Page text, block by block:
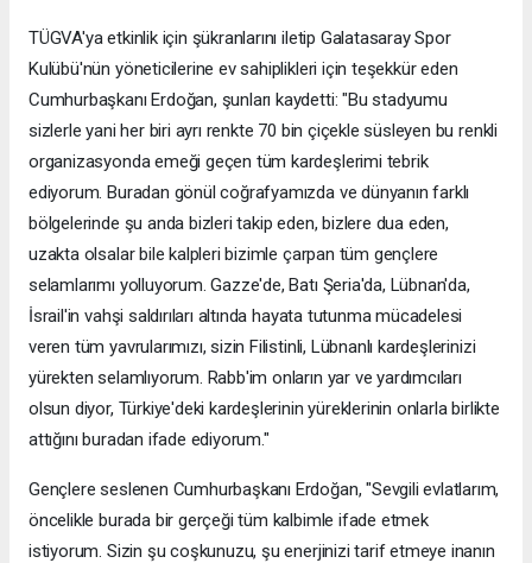
TÜGVA'ya etkinlik için şükranlarını iletip Galatasaray Spor
Kulübü'nün yöneticilerine ev sahiplikleri için teşekkür eden
Cumhurbaşkanı Erdoğan, şunları kaydetti: "Bu stadyumu
sizlerle yani her biri ayrı renkte 70 bin çiçekle süsleyen bu renkli
organizasyonda emeği geçen tüm kardeşlerimi tebrik
ediyorum. Buradan gönül coğrafyamızda ve dünyanın farklı
bölgelerinde şu anda bizleri takip eden, bizlere dua eden,
uzakta olsalar bile kalpleri bizimle çarpan tüm gençlere
selamlarımı yolluyorum. Gazze'de, Batı Şeria'da, Lübnan'da,
İsrail'in vahşi saldırıları altında hayata tutunma mücadelesi
veren tüm yavrularımızı, sizin Filistinli, Lübnanlı kardeşlerinizi
yürekten selamlıyorum. Rabb'im onların yar ve yardımcıları
olsun diyor, Türkiye'deki kardeşlerinin yüreklerinin onlarla birlikte
attığını buradan ifade ediyorum."
Gençlere seslenen Cumhurbaşkanı Erdoğan, "Sevgili evlatlarım,
öncelikle burada bir gerçeği tüm kalbimle ifade etmek
istiyorum. Sizin şu coşkunuzu, şu enerjinizi tarif etmeye inanın